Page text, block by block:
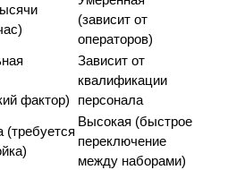
(зависит от
операторов)
фактор)
Зависит от
квалификации
персонала
(требуется
Высокая (быстрое
переключение
между наборами)